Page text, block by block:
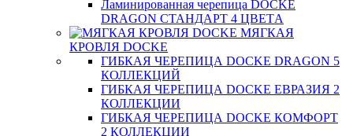
Ламинированная черепица DOCKE
DRAGON СТАНДАРТ 4 ЦВЕТA
МЯГКАЯ
КРОВЛЯ DOCKE
ГИБКАЯ ЧЕРЕПИЦА DOCKE DRAGON 5
КОЛЛЕКЦИЙ
ГИБКАЯ ЧЕРЕПИЦА DOCKE ЕВРАЗИЯ 2
КОЛЛЕКЦИИ
ГИБКАЯ ЧЕРЕПИЦА DOCKE КОМФОРТ
2 КОЛЛЕКЦИИ